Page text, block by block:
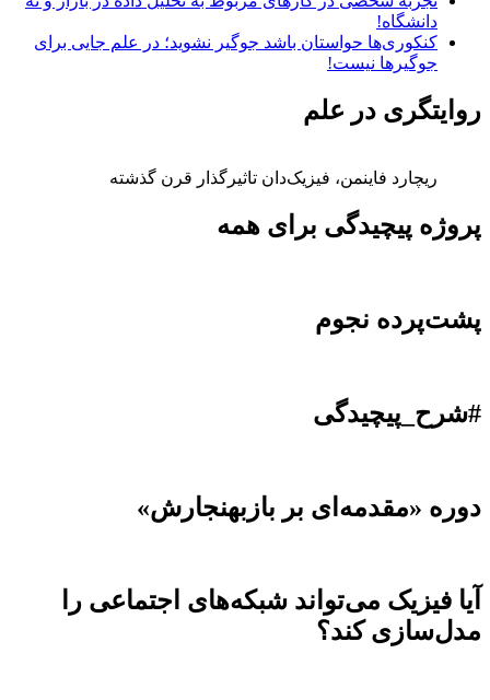
دانشگاه!
کنکوری‌ها حواستان باشد جوگیر نشوید؛ در علم جایی برای
جوگیرها نیست!
روایتگری در علم
ریچارد فاینمن، فیزیک‌دان تاثیرگذار قرن گذشته
پروژه پیچیدگی برای همه
پشت‌پرده نجوم
#شرح_پیچیدگی
دوره «مقدمه‌ای بر بازبهنجارش»
آیا فیزیک می‌تواند شبکه‌های اجتماعی را
مدل‌سازی کند؟